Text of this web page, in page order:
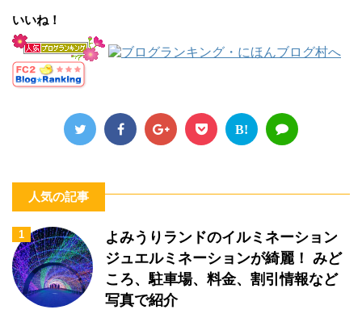
いいね！
B!
人気の記事
1
よみうりランドのイルミネーション
ジュエルミネーションが綺麗！ みど
ころ、駐車場、料金、割引情報など
写真で紹介